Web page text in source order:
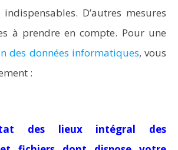
D’autres mesures
à prendre en compte. Pour une
des données informatiques, vous
:
des lieux intégral des